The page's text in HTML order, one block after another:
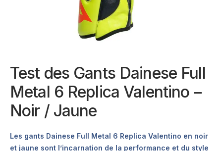
Test des Gants Dainese Full
Metal 6 Replica Valentino –
Noir / Jaune
Les gants Dainese Full Metal 6 Replica Valentino en noir
et jaune sont l’incarnation de la performance et du style